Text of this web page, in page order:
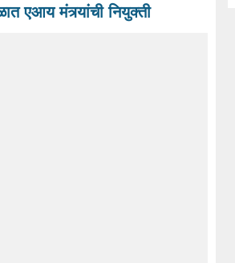
एआय मंत्र्यांची नियुक्ती